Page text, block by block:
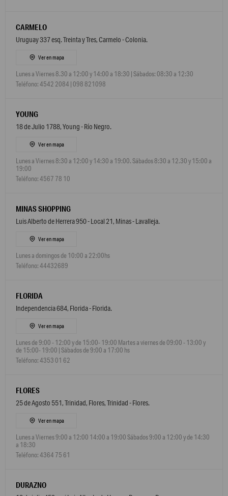
CARMELO
Uruguay 337 esq. Treinta y Tres, Carmelo - Colonia.
Ver en mapa
Lunes a Viernes 8.30 a 12:00 y 14:00 a 18:30 | Sábados: 08:30 a 12:30
Teléfono: 4542 2084 | 098 821098
YOUNG
18 de Julio 1788, Young - Río Negro.
Ver en mapa
Lunes a Viernes 8:30 a 12:00 y 14:30 a 19:00. Sábados 8:30 a 12.30 y 15:00 a
19:00
Teléfono: 4567 78 10
MINAS SHOPPING
Luis Alberto de Herrera 950 - Local 21, Minas - Lavalleja.
Ver en mapa
Lunes a domingos de 10:00 a 22:00hs
Teléfono: 44432689
FLORIDA
Independencia 684, Florida - Florida.
Ver en mapa
Lunes de 9:00 - 12:00 y de 15:00- 19:00 Martes a viernes de 09:00 - 13:00 y
de 15:00- 19:00 | Sábados de 9:00 a 17:00 hs
Teléfono: 4353 01 62
FLORES
25 de Agosto 551, Trinidad, Flores, Trinidad - Flores.
Ver en mapa
Lunes a Viernes 9:00 a 12:00 14:00 a 19:00 Sábados 9:00 a 12:00 y de 14:30
a 18:30
Teléfono: 4364 75 61
DURAZNO